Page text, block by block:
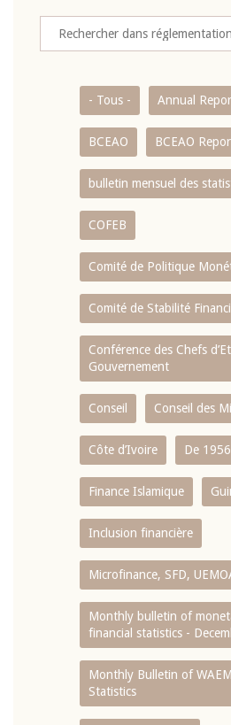
- Tous - Annual
BCEAO BCEAO
bulletin mensuel des
COFEB
Comité de Politique
Comité de Stabilité
Conférence des Chefs
Gouvernement
Conseil Conseil des
Côte d’Ivoire De
Finance Islamique
Inclusion financière
Microfinance, SFD,
Monthly bulletin of
financial statistics -
Monthly Bulletin of
Statistics